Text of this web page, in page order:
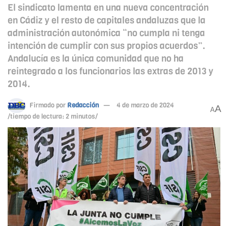
El sindicato lamenta en una nueva concentración
en Cádiz y el resto de capitales andaluzas que la
administración autonómica “no cumpla ni tenga
intención de cumplir con sus propios acuerdos”.
Andalucía es la única comunidad que no ha
reintegrado a los funcionarios las extras de 2013 y
2014.
Firmado por Redacción
4 de marzo de 2024
/tiempo de lectura: 2 minutos/
AA